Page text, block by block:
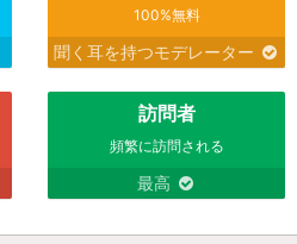
a family in the future and
a meaningful l
100%無料
聞く耳を持つモデレーター
訪問者
頻繁に訪問される
最高